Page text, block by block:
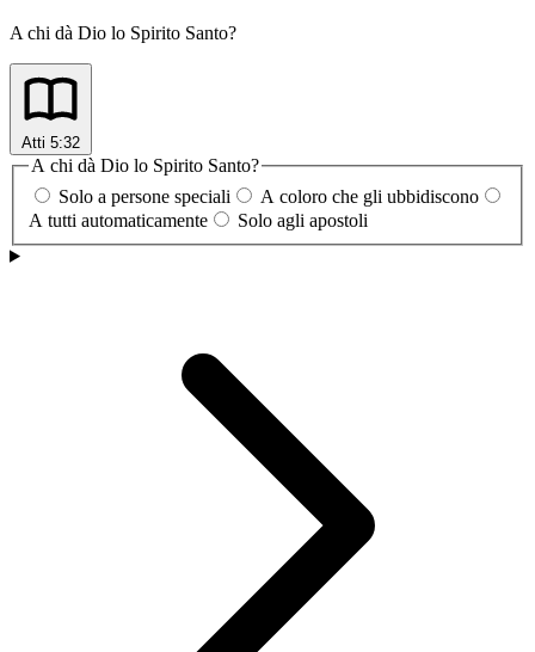
A chi dà Dio lo Spirito Santo?
Atti 5:32
A chi dà Dio lo Spirito Santo?
Solo a persone speciali
A coloro che gli ubbidiscono
A tutti automaticamente
Solo agli apostoli